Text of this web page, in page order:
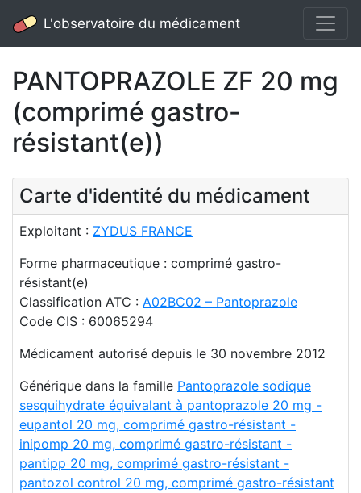
L'observatoire du médicament
PANTOPRAZOLE ZF 20 mg
(comprimé gastro-
résistant(e))
Carte d'identité du médicament
Exploitant : ZYDUS FRANCE
Forme pharmaceutique : comprimé gastro-
résistant(e)
Classification ATC : A02BC02 – Pantoprazole
Code CIS : 60065294
Médicament autorisé depuis le 30 novembre 2012
Générique dans la famille Pantoprazole sodique
sesquihydrate équivalant à pantoprazole 20 mg -
eupantol 20 mg, comprimé gastro-résistant -
inipomp 20 mg, comprimé gastro-résistant -
pantipp 20 mg, comprimé gastro-résistant -
pantozol control 20 mg, comprimé gastro-résistant